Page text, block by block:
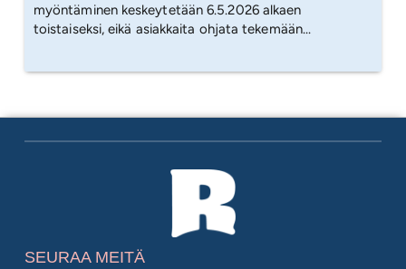
myöntäminen keskeytetään 6.5.2026 alkaen
toistaiseksi, eikä asiakkaita ohjata tekemään...
SEURAA MEITÄ